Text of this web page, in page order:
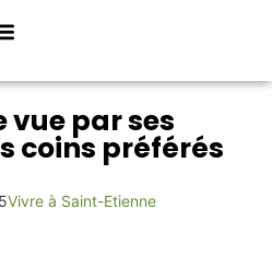
vue par ses
coins préférés
Vivre à Saint-Etienne